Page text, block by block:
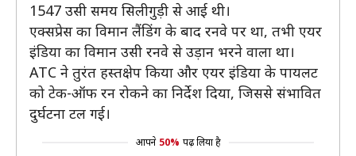
1547 उसी समय सिलीगुड़ी से आई थी।
एक्सप्रेस का विमान लैंडिंग के बाद रनवे पर था, तभी एयर
इंडिया का विमान उसी रनवे से उड़ान भरने वाला था।
ATC ने तुरंत हस्तक्षेप किया और एयर इंडिया के पायलट
को टेक-ऑफ रन रोकने का निर्देश दिया, जिससे संभावित
दुर्घटना टल गई।
आपने 50% पढ़ लिया है